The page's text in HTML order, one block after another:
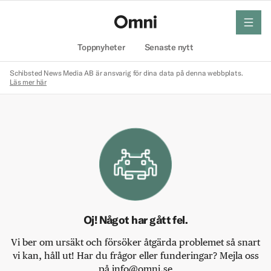
Toppnyheter Senaste nytt
meny
Schibsted News Media AB är ansvarig för dina data på denna webbplats.
Läs mer här
Oj! Något har gått fel.
Vi ber om ursäkt och försöker åtgärda problemet så snart
vi kan, håll ut! Har du frågor eller funderingar? Mejla oss